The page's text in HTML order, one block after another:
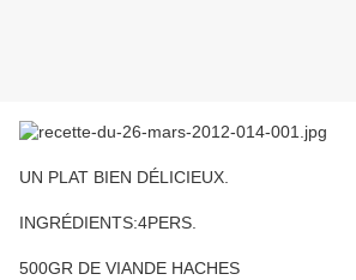
UN PLAT BIEN DÉLICIEUX.
INGRÉDIENTS:4PERS.
500GR DE VIANDE HACHES